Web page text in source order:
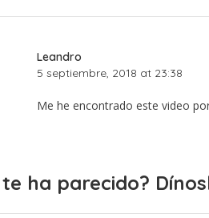
Leandro
5 septiembre, 2018 at 23:38
Me he encontrado este video
te ha parecido?